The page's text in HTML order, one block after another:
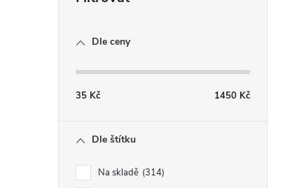
Dle ceny
35 Kč 1450 Kč
Dle štítku
Na skladě 314